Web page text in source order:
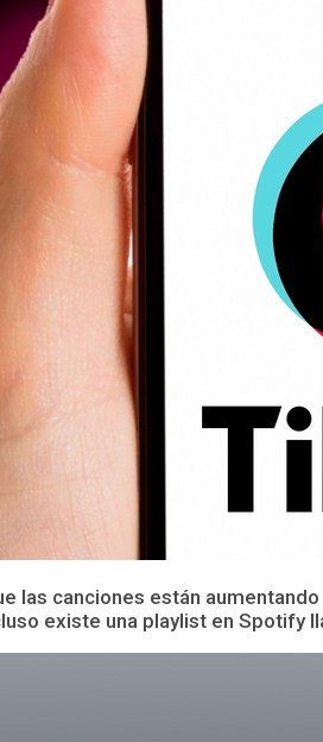
las canciones están
existe una playlist en Spotify